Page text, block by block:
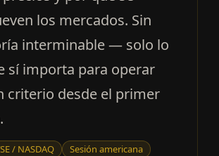
los mercados. Sin
interminable — solo lo
sí importa para operar
criterio desde el primer
/ NASDAQ
Sesión americana